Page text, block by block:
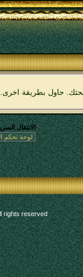
حاول بطريقة اخرى.
الانتقال
rights reserved.